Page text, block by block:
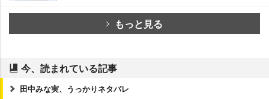
もっと見る
今、読まれている記事
田中みな実、うっかりネタバレ